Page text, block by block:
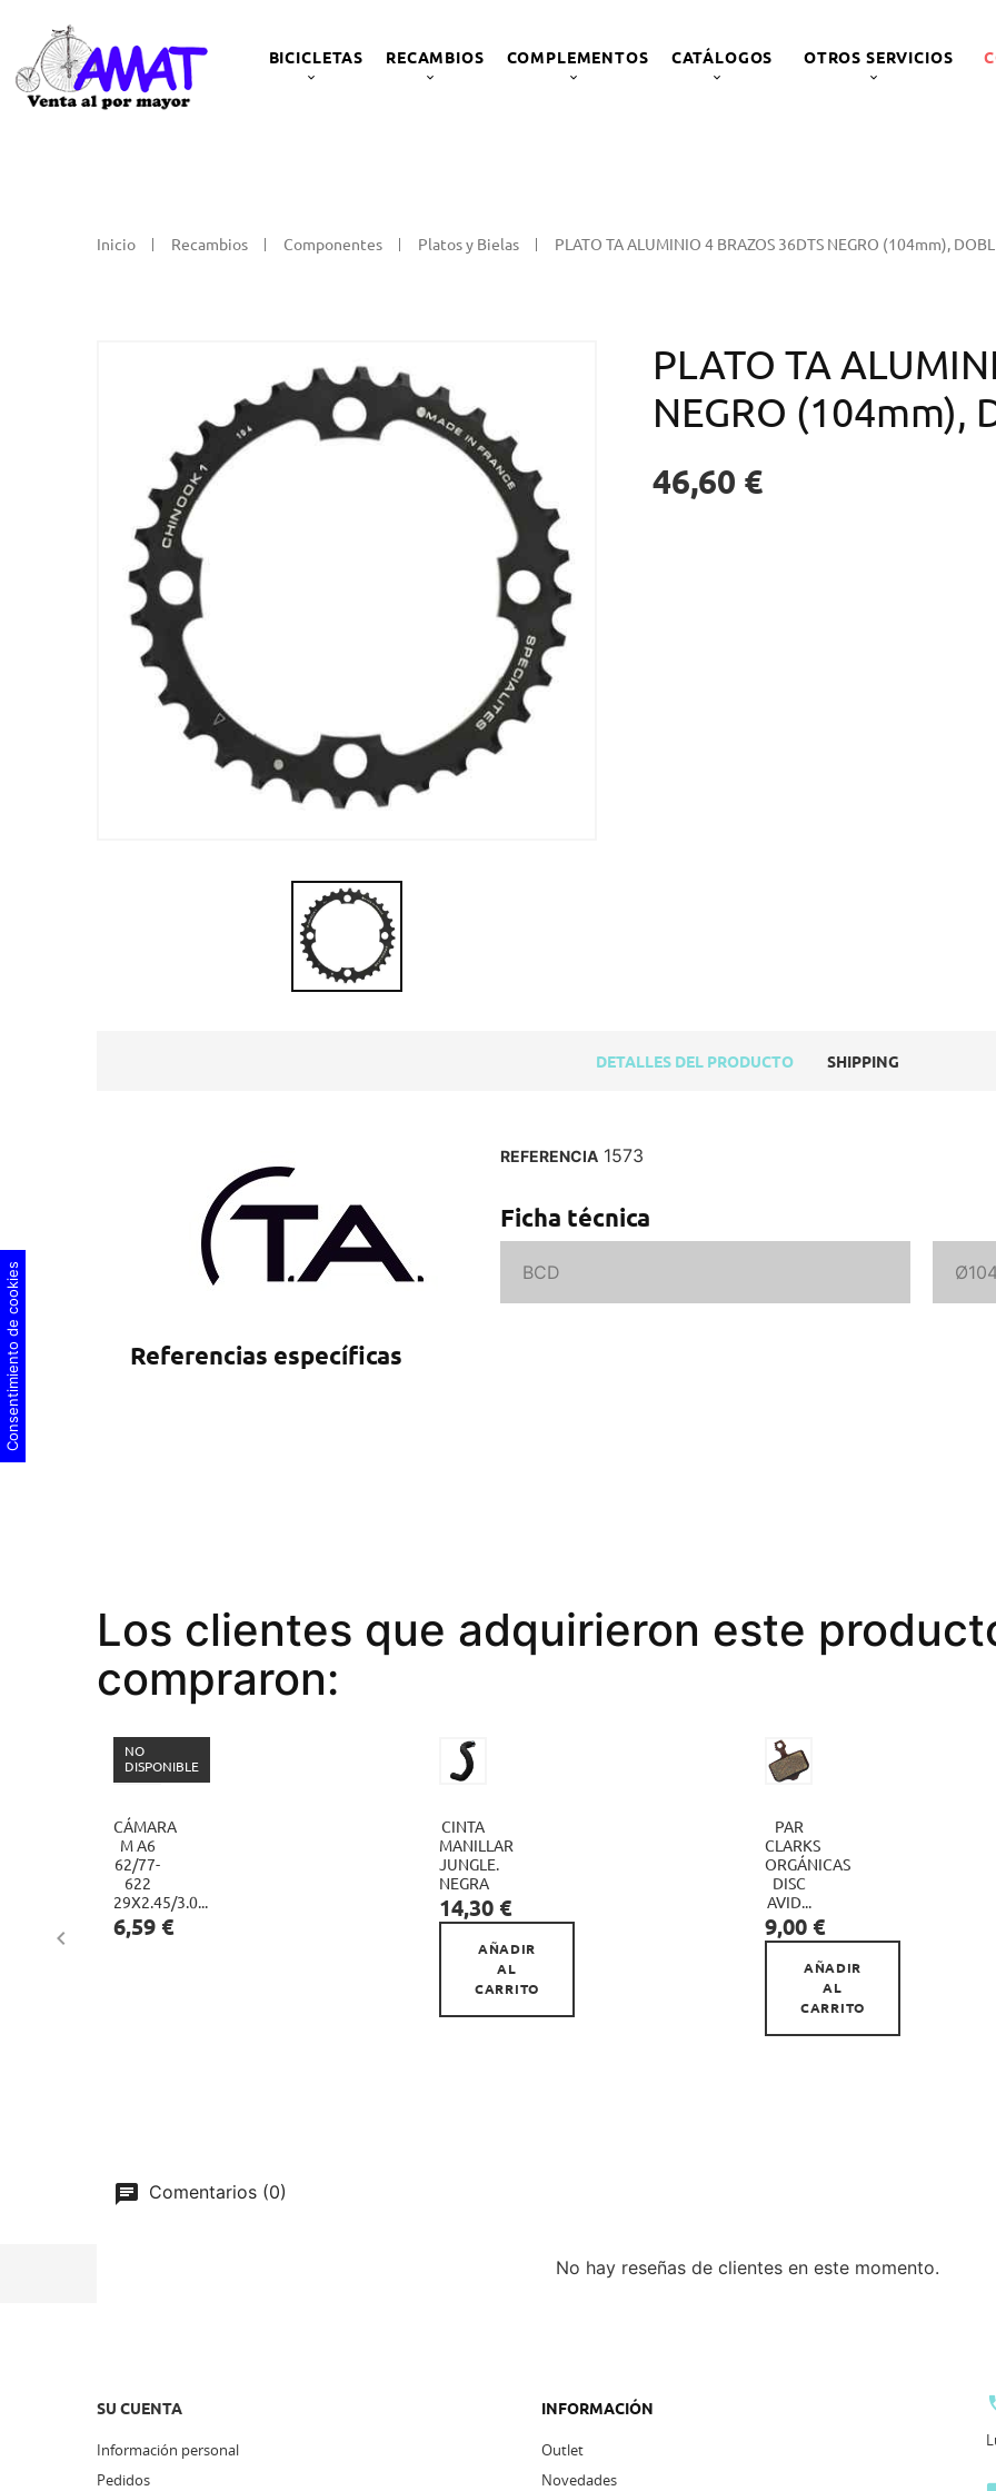
BICICLETAS RECAMBIOS COMPLEMENTOS CATÁLOGOS OTROS SERVICIOS
Inicio Recambios Componentes Platos y Bielas PLATO TA ALUMINIO 4 BRAZOS 36DTS NEGRO (104mm),
PLATO TA
NEGRO (104mm),
46,60 €
DETALLES DEL PRODUCTO SHIPPING
REFERENCIA 1573
Ficha técnica
BCD
Referencias específicas
Los clientes que adquirieron este
compraron:

NO
DISPONIBLE
CÁMARA
M A6
62/77-
622
29X2.45/3.0...
Precio
6,59 €
CINTA
MANILLAR
JUNGLE.
NEGRA
Precio
14,30 €

AÑADIR
AL
CARRITO
PAR
CLARKS
ORGÁNICAS
DISC
AVID...
Precio
9,00 €

AÑADIR
AL
CARRITO
Comentarios (0)
No hay reseñas de clientes en este momento.
SU CUENTA
Información personal
Pedidos
INFORMACIÓN
Outlet
Novedades
Consentimiento de cookies